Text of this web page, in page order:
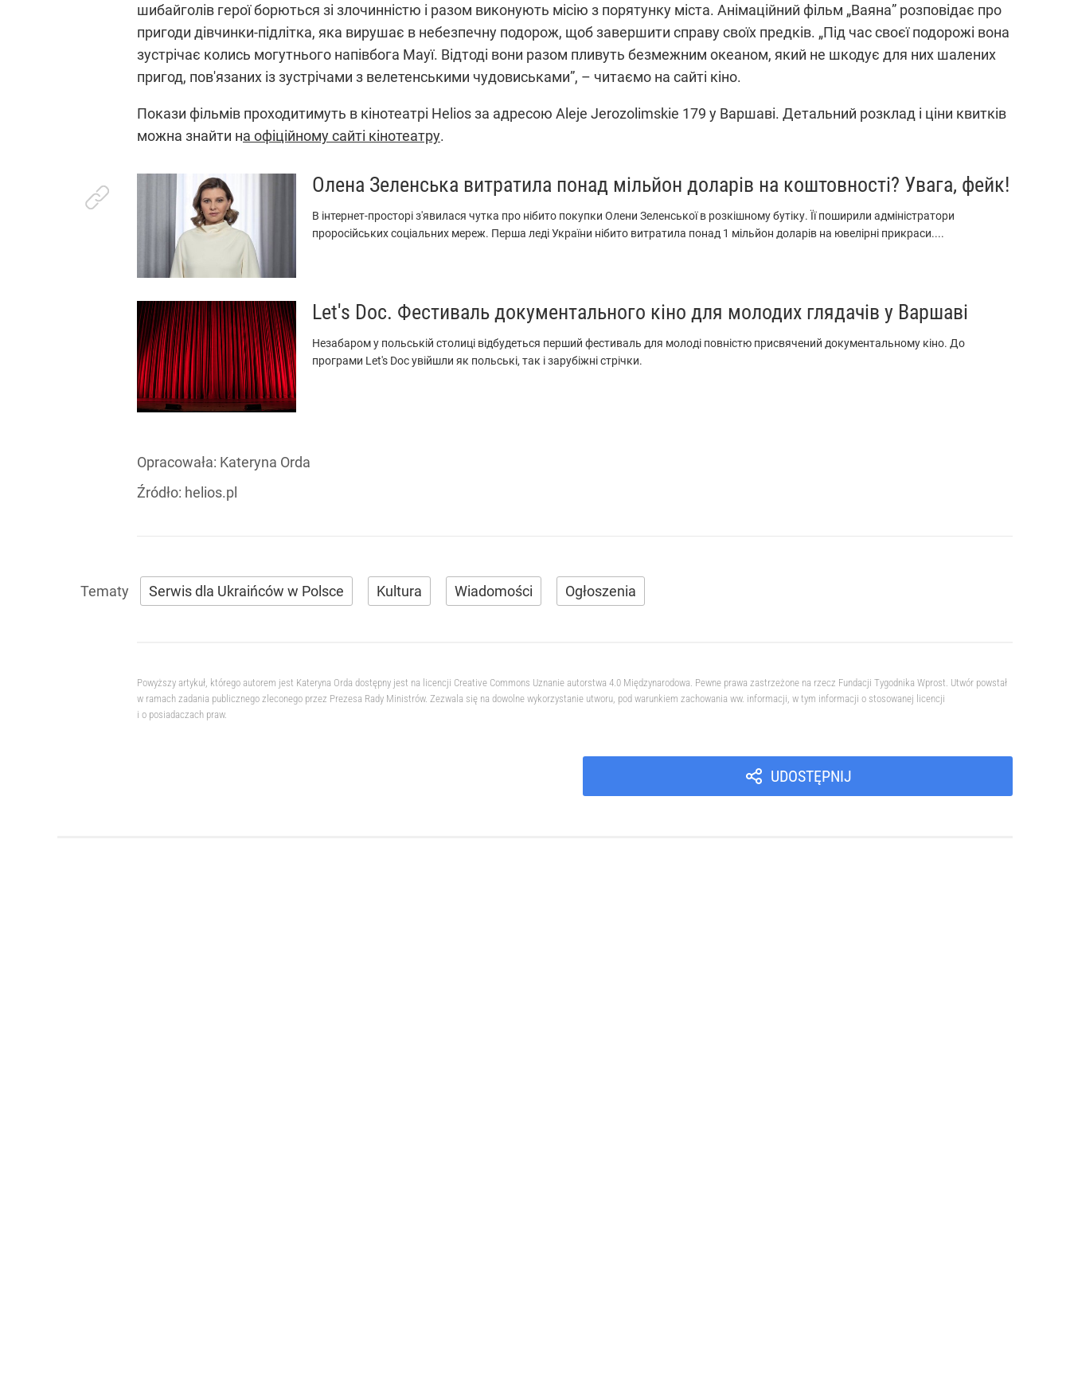
шибайголів герої борються зі злочинністю і разом виконують місію з порятунку міста. Анімаційний фільм „Ваяна” розповідає про
пригоди дівчинки-підлітка, яка вирушає в небезпечну подорож, щоб завершити справу своїх предків. „Під час своєї подорожі вона
зустрічає колись могутнього напівбога Мауї. Відтоді вони разом пливуть безмежним океаном, який не шкодує для них шалених
пригод, пов'язаних із зустрічами з велетенськими чудовиськами”, – читаємо на сайті кіно.
Покази фільмів проходитимуть в кінотеатрі Helios за адресою Aleje Jerozolimskie 179 у Варшаві. Детальний розклад і ціни квитків
можна знайти на офіційному сайті кінотеатру.
Олена Зеленська витратила понад мільйон доларів на коштовності? Увага, фейк!
В інтернет-просторі з'явилася чутка про нібито покупки Олени Зеленської в розкішному бутіку. Її поширили адміністратори
проросійських соціальних мереж. Перша леді України нібито витратила понад 1 мільйон доларів на ювелірні прикраси....
Let's Doc. Фестиваль документального кіно для молодих глядачів у Варшаві
Незабаром у польській столиці відбудеться перший фестиваль для молоді повністю присвячений документальному кіно. До
програми Let's Doc увійшли як польські, так і зарубіжні стрічки.
Opracowała: Kateryna Orda
Źródło: helios.pl
Serwis dla Ukraińców w Polsce Kultura Wiadomości Ogłoszenia
Powyższy artykuł, którego autorem jest Kateryna Orda dostępny jest na licencji Creative Commons Uznanie autorstwa 4.0 Międzynarodowa. Pewne prawa zastrzeżone na rzecz Fundacji Tygodnika Wprost. Utwór powstał
w ramach zadania publicznego zleconego przez Prezesa Rady Ministrów. Zezwala się na dowolne wykorzystanie utworu, pod warunkiem zachowania ww. informacji, w tym informacji o stosowanej licencji
i o posiadaczach praw.
UDOSTĘPNIJ